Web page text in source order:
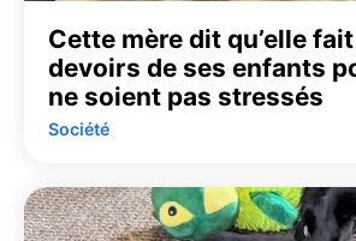
Cette mère dit qu’elle
devoirs de ses enfants
ne soient pas stressés
Société